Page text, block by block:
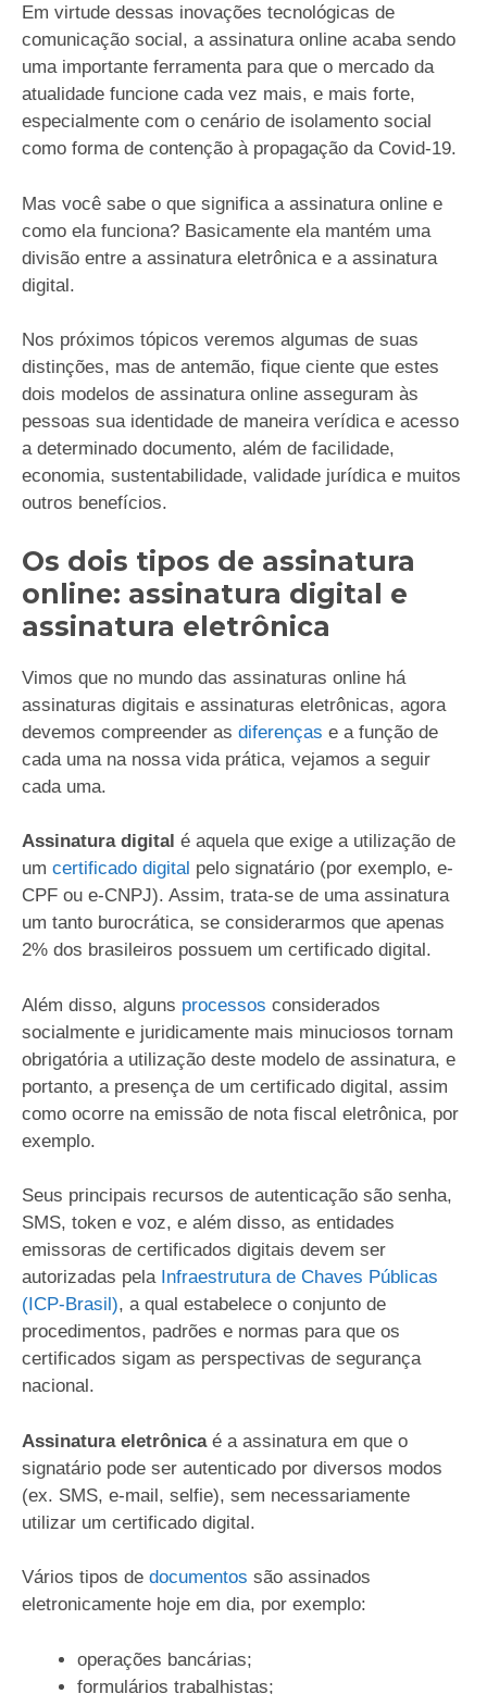
Em virtude dessas inovações tecnológicas de
comunicação social, a assinatura online acaba sendo
uma importante ferramenta para que o mercado da
atualidade funcione cada vez mais, e mais forte,
especialmente com o cenário de isolamento social
como forma de contenção à propagação da Covid-19.
Mas você sabe o que significa a assinatura online e
como ela funciona? Basicamente ela mantém uma
divisão entre a assinatura eletrônica e a assinatura
digital.
Nos próximos tópicos veremos algumas de suas
distinções, mas de antemão, fique ciente que estes
dois modelos de assinatura online asseguram às
pessoas sua identidade de maneira verídica e acesso
a determinado documento, além de facilidade,
economia, sustentabilidade, validade jurídica e muitos
outros benefícios.
Os dois tipos de assinatura
online: assinatura digital e
assinatura eletrônica
Vimos que no mundo das assinaturas online há
assinaturas digitais e assinaturas eletrônicas, agora
devemos compreender as diferenças e a função de
cada uma na nossa vida prática, vejamos a seguir
cada uma.
Assinatura digital é aquela que exige a utilização de
um certificado digital pelo signatário (por exemplo, e-
CPF ou e-CNPJ). Assim, trata-se de uma assinatura
um tanto burocrática, se considerarmos que apenas
2% dos brasileiros possuem um certificado digital.
Além disso, alguns processos considerados
socialmente e juridicamente mais minuciosos tornam
obrigatória a utilização deste modelo de assinatura, e
portanto, a presença de um certificado digital, assim
como ocorre na emissão de nota fiscal eletrônica, por
exemplo.
Seus principais recursos de autenticação são senha,
SMS, token e voz, e além disso, as entidades
emissoras de certificados digitais devem ser
autorizadas pela Infraestrutura de Chaves Públicas
(ICP-Brasil), a qual estabelece o conjunto de
procedimentos, padrões e normas para que os
certificados sigam as perspectivas de segurança
nacional.
Assinatura eletrônica é a assinatura em que o
signatário pode ser autenticado por diversos modos
(ex. SMS, e-mail, selfie), sem necessariamente
utilizar um certificado digital.
Vários tipos de documentos são assinados
eletronicamente hoje em dia, por exemplo:
operações bancárias;
formulários trabalhistas;